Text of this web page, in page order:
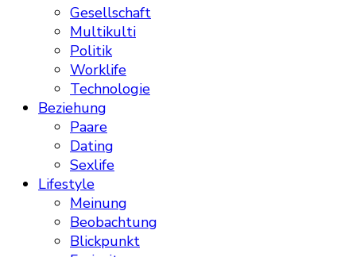
Gesellschaft
Multikulti
Politik
Worklife
Technologie
Beziehung
Paare
Dating
Sexlife
Lifestyle
Meinung
Beobachtung
Blickpunkt